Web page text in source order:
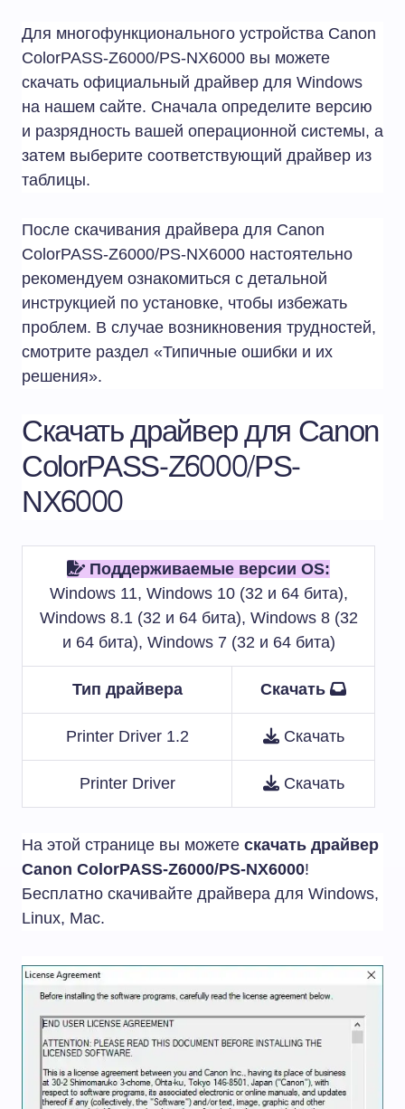
Для многофункционального устройства Canon
ColorPASS-Z6000/PS-NX6000 вы можете
скачать официальный драйвер для Windows
на нашем сайте. Сначала определите версию
и разрядность вашей операционной системы, а
затем выберите соответствующий драйвер из
таблицы.
После скачивания драйвера для Canon
ColorPASS-Z6000/PS-NX6000 настоятельно
рекомендуем ознакомиться с детальной
инструкцией по установке, чтобы избежать
проблем. В случае возникновения трудностей,
смотрите раздел «Типичные ошибки и их
решения».
Скачать драйвер для Canon
ColorPASS-Z6000/PS-
NX6000
Поддерживаемые версии OS:
Windows 11, Windows 10 (32 и 64 бита),
Windows 8.1 (32 и 64 бита), Windows 8 (32
и 64 бита), Windows 7 (32 и 64 бита)
Тип драйвера Скачать
Printer Driver 1.2 Скачать
Printer Driver Скачать
На этой странице вы можете скачать драйвер
Canon ColorPASS-Z6000/PS-NX6000!
Бесплатно скачивайте драйвера для Windows,
Linux, Mac.